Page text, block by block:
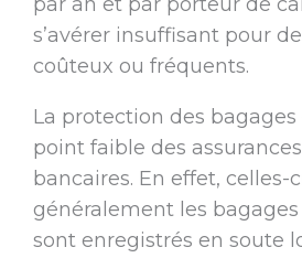
s’avérer insuffisant pour
coûteux ou fréquents.
La protection des
point faible des
bancaires. En effet, celles-
généralement les bagages
sont enregistrés en soute